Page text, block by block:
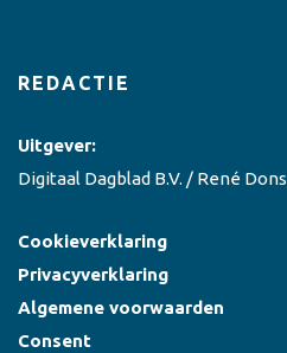
REDACTIE
Uitgever:
Digitaal Dagblad B.V. / René Dons
Cookieverklaring
Privacyverklaring
Algemene voorwaarden
Consent